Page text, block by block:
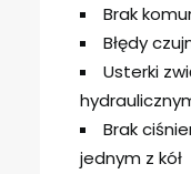
Brak
Błędy
Usterki
Brak
jednym z kół